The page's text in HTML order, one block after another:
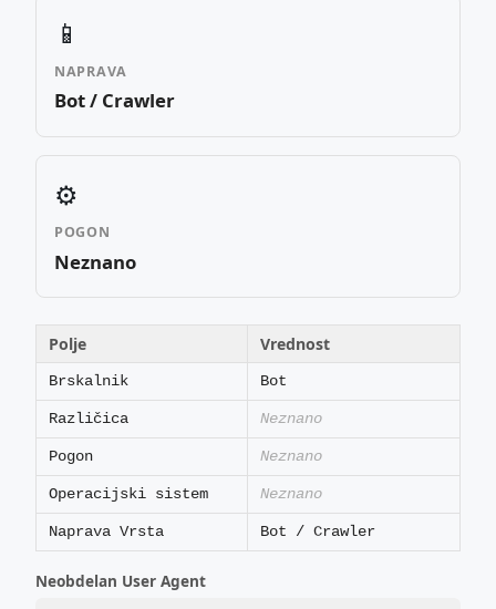
📱
NAPRAVA
Bot / Crawler
⚙️
POGON
Neznano
Polje Vrednost
Brskalnik Bot
Različica Neznano
Pogon Neznano
Operacijski sistem Neznano
Naprava Vrsta Bot / Crawler
Neobdelan User Agent